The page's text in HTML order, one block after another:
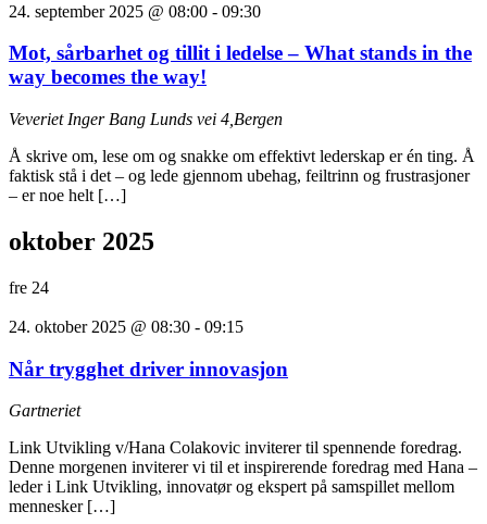
24. september 2025 @ 08:00 - 09:30
Mot, sårbarhet og tillit i ledelse – What stands in the
way becomes the way!
Veveriet Inger Bang Lunds vei 4,Bergen
Å skrive om, lese om og snakke om effektivt lederskap er én ting. Å
faktisk stå i det – og lede gjennom ubehag, feiltrinn og frustrasjoner
– er noe helt […]
oktober 2025
fre 24
24. oktober 2025 @ 08:30 - 09:15
Når trygghet driver innovasjon
Gartneriet
Link Utvikling v/Hana Colakovic inviterer til spennende foredrag.
Denne morgenen inviterer vi til et inspirerende foredrag med Hana –
leder i Link Utvikling, innovatør og ekspert på samspillet mellom
mennesker […]